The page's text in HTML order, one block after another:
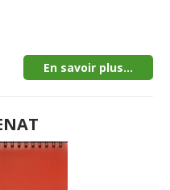
En savoir plus...